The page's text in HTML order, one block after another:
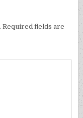
Required fields are